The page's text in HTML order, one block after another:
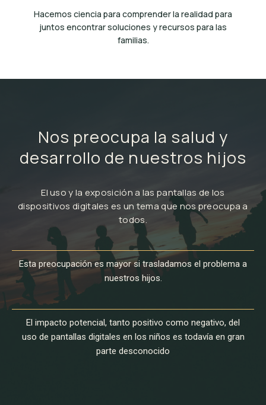
Hacemos ciencia para comprender la realidad para
juntos encontrar soluciones y recursos para las
familias.
Nos preocupa la salud y
desarrollo de nuestros hijos
El uso y la exposición a las pantallas de los
dispositivos digitales es un tema que nos preocupa a
todos.
Esta preocupación es mayor si trasladamos el problema a
nuestros hijos.
El impacto potencial, tanto positivo como negativo, del
uso de pantallas digitales en los niños es todavía en gran
parte desconocido